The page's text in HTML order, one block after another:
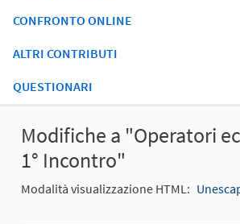
CONFRONTO ONLINE
ALTRI CONTRIBUTI
QUESTIONARI
Modifiche a "Operatori
1° Incontro"
Modalità visualizzazione HTML: